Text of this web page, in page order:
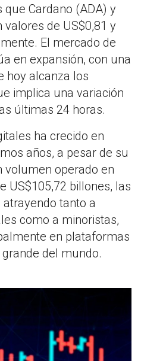
que Cardano (ADA) y
valores de US$0,81 y
El mercado de
en expansión, con una
hoy alcanza los
implica una variación
últimas 24 horas.
ha crecido en
años, a pesar de su
volumen operado en
US$105,72 billones, las
tanto a
como a minoristas,
en plataformas
del mundo.